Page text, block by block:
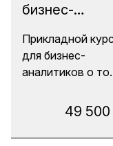
бизнес-
для усиления
Прикладной курс
для бизнес-
аналитиков о
использовать ИИ
работе — без
49